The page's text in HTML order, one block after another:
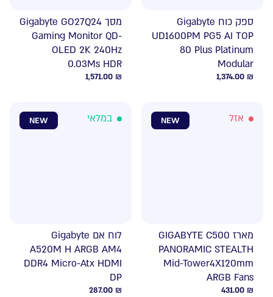
ספק כוח Gigabyte
UD1600PM PG5 AI TOP
80 Plus Platinum
Modular
1,374.00 ₪
מסך Gigabyte GO27Q24
Gaming Monitor QD-
OLED 2K 240Hz
0.03Ms HDR
1,571.00 ₪
NEW אזל
מארז GIGABYTE C500
PANORAMIC STEALTH
Mid-Tower4X120mm
ARGB Fans
431.00 ₪
NEW במלאי
לוח אם Gigabyte
A520M H ARGB AM4
DDR4 Micro-Atx HDMI
DP
287.00 ₪